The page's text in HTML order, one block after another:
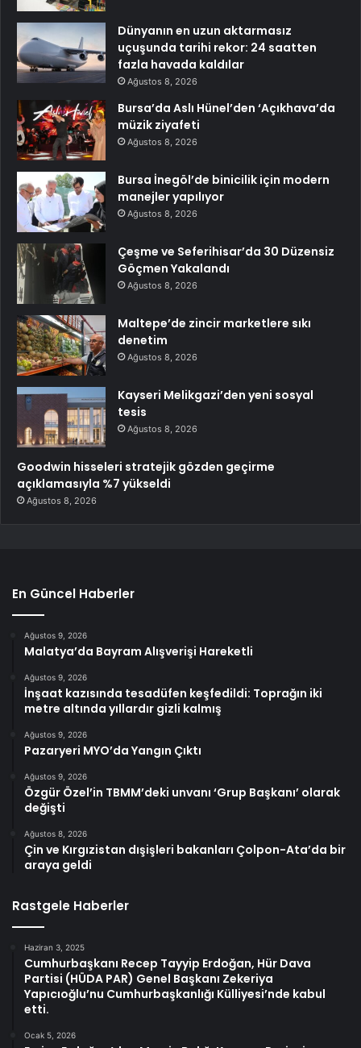
Dünyanın en uzun aktarmasız
uçuşunda tarihi rekor: 24 saatten
fazla havada kaldılar
Ağustos 8, 2026
Bursa’da Aslı Hünel’den ‘Açıkhava’da
müzik ziyafeti
Ağustos 8, 2026
Bursa İnegöl’de binicilik için modern
manejler yapılıyor
Ağustos 8, 2026
Çeşme ve Seferihisar’da 30 Düzensiz
Göçmen Yakalandı
Ağustos 8, 2026
Maltepe’de zincir marketlere sıkı
denetim
Ağustos 8, 2026
Kayseri Melikgazi’den yeni sosyal
tesis
Ağustos 8, 2026
Goodwin hisseleri stratejik gözden geçirme
açıklamasıyla %7 yükseldi
Ağustos 8, 2026
En Güncel Haberler
Ağustos 9, 2026
Malatya’da Bayram Alışverişi Hareketli
Ağustos 9, 2026
İnşaat kazısında tesadüfen keşfedildi: Toprağın iki
metre altında yıllardır gizli kalmış
Ağustos 9, 2026
Pazaryeri MYO’da Yangın Çıktı
Ağustos 9, 2026
Özgür Özel’in TBMM’deki unvanı ‘Grup Başkanı’ olarak
değişti
Ağustos 8, 2026
Çin ve Kırgızistan dışişleri bakanları Çolpon-Ata’da bir
araya geldi
Rastgele Haberler
Haziran 3, 2025
Cumhurbaşkanı Recep Tayyip Erdoğan, Hür Dava
Partisi (HÜDA PAR) Genel Başkanı Zekeriya
Yapıcıoğlu’nu Cumhurbaşkanlığı Külliyesi’nde kabul
etti.
Ocak 5, 2026